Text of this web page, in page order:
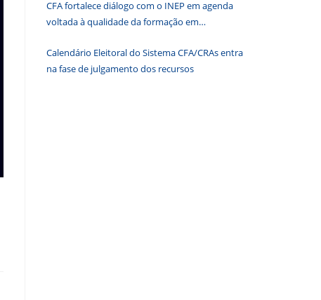
CFA fortalece diálogo com o INEP em agenda
voltada à qualidade da formação em
Calendário Eleitoral do Sistema CFA/CRAs entra
na fase de julgamento dos recursos